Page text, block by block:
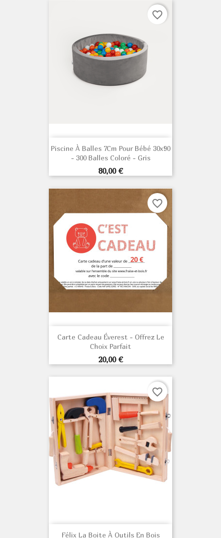
Piscine À Balles 7Cm Pour Bébé 30x90
- 300 Balles Coloré - Gris
Prix
80,00 €
favorite_border
Carte Cadeau Éverest - Offrez Le
Choix Parfait
Prix
20,00 €
favorite_border
Félix La Boite À Outils En Bois
favorite_border